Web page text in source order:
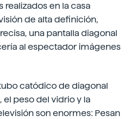
realizados en la casa
de alta definición,
una pantalla diagonal
al espectador imágenes
catódico de diagonal
peso del vidrio y la
son enormes: Pesan